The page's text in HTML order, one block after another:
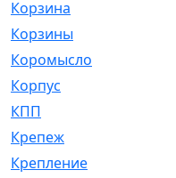
Корзина
Корзины
Коромысло
Корпус
КПП
Крепеж
Крепление